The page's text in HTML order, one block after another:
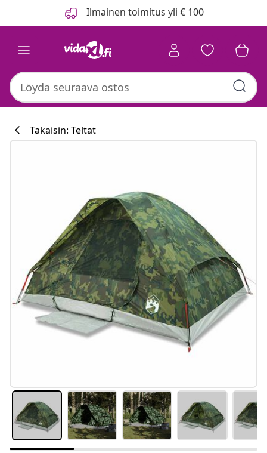
Ilmainen toimitus yli € 100
#sharemevidaxl
Takaisin: Teltat